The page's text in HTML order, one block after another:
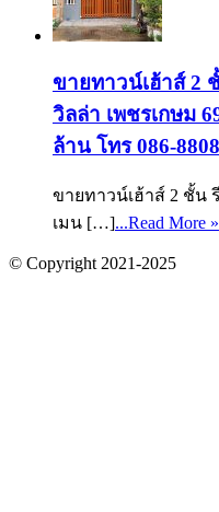
ขายทาวน์เฮ้าส์ 2
วิลล่า เพชรเกษม
ล้าน โทร 086-
ขายทาวน์เฮ้าส์ 2 ชั้น
เมน […]...Read More »
© Copyright 2021-2025